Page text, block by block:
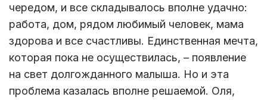
чередом, и все складывалось вполне удачно:
работа, дом, рядом любимый человек, мама
здорова и все счастливы. Единственная мечта,
которая пока не осуществилась, – появление
на свет долгожданного малыша. Но и эта
проблема казалась вполне решаемой. Оля,